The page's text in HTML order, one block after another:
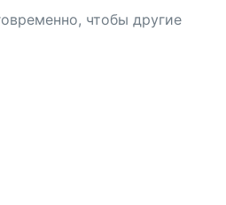
чтобы другие